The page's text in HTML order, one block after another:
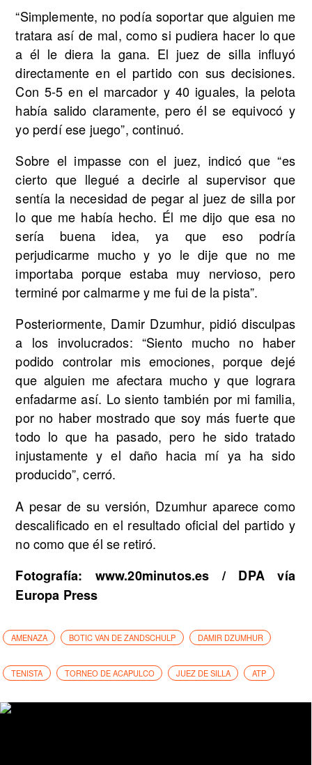
“Simplemente, no podía soportar que alguien me
tratara así de mal, como si pudiera hacer lo que
a él le diera la gana. El juez de silla influyó
directamente en el partido con sus decisiones.
Con 5-5 en el marcador y 40 iguales, la pelota
había salido claramente, pero él se equivocó y
yo perdí ese juego”, continuó.
Sobre el impasse con el juez, indicó que “es
cierto que llegué a decirle al supervisor que
sentía la necesidad de pegar al juez de silla por
lo que me había hecho. Él me dijo que esa no
sería buena idea, ya que eso podría
perjudicarme mucho y yo le dije que no me
importaba porque estaba muy nervioso, pero
terminé por calmarme y me fui de la pista”.
Posteriormente, Damir Dzumhur, pidió disculpas
a los involucrados: “Siento mucho no haber
podido controlar mis emociones, porque dejé
que alguien me afectara mucho y que lograra
enfadarme así. Lo siento también por mi familia,
por no haber mostrado que soy más fuerte que
todo lo que ha pasado, pero he sido tratado
injustamente y el daño hacia mí ya ha sido
producido”, cerró.
A pesar de su versión, Dzumhur aparece como
descalificado en el resultado oficial del partido y
no como que él se retiró.
Fotografía: www.20minutos.es / DPA vía
Europa Press
AMENAZA BOTIC VAN DE ZANDSCHULP DAMIR DZUMHUR
TENISTA TORNEO DE ACAPULCO JUEZ DE SILLA ATP